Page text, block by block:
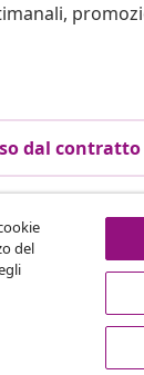
dal contratto
del